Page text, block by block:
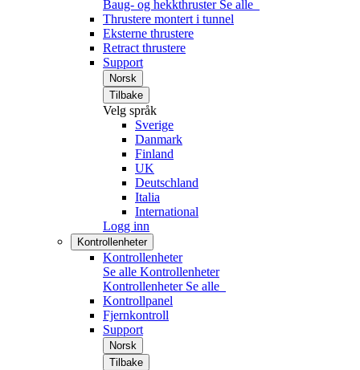
Baug- og hekkthruster Se alle
Thrustere montert i tunnel
Eksterne thrustere
Retract thrustere
Support
Norsk
Tilbake
Velg språk
Sverige
Danmark
Finland
UK
Deutschland
Italia
International
Logg inn
Kontrollenheter
Kontrollenheter
Se alle Kontrollenheter
Kontrollenheter Se alle
Kontrollpanel
Fjernkontroll
Support
Norsk
Tilbake